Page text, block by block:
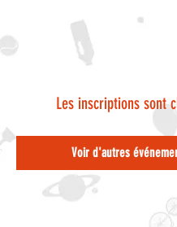
Les inscriptions sont
Voir d'autres